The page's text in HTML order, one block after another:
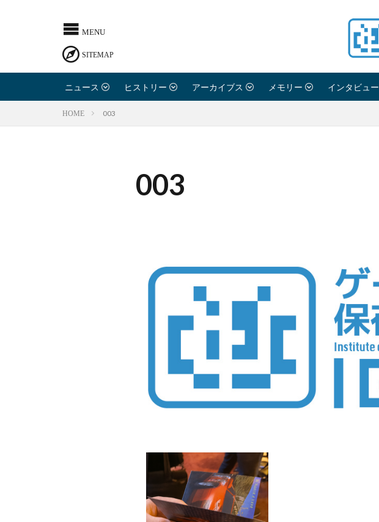
ニュース ヒストリー アーカイブス メモリー インタビュー
HOME 003
003